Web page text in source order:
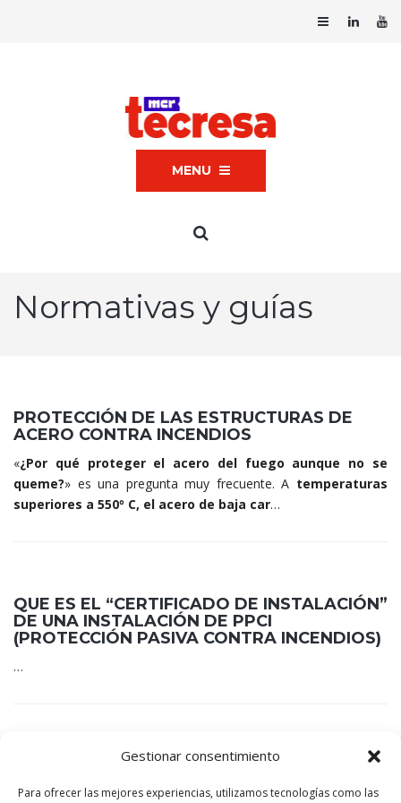
Gestionar consentimiento
Para ofrecer las mejores experiencias, utilizamos tecnologías como las
MENU
Normativas y guías
PROTECCIÓN DE LAS ESTRUCTURAS DE
ACERO CONTRA INCENDIOS
«¿Por qué proteger el acero del fuego aunque no se
queme?» es una pregunta muy frecuente. A temperaturas
superiores a 550º C, el acero de baja car…
QUE ES EL “CERTIFICADO DE INSTALACIÓN”
DE UNA INSTALACIÓN DE PPCI
(PROTECCIÓN PASIVA CONTRA INCENDIOS)
…
GUÍA DE APLICACIÓN DE PINTURA
INTUMESCENTE